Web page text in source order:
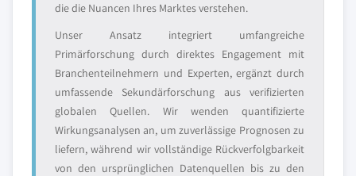
die die Nuancen Ihres Marktes verstehen.
Unser Ansatz integriert umfangreiche
Primärforschung durch direktes Engagement mit
Branchenteilnehmern und Experten, ergänzt durch
umfassende Sekundärforschung aus verifizierten
globalen Quellen. Wir wenden quantifizierte
Wirkungsanalysen an, um zuverlässige Prognosen zu
liefern, während wir vollständige Rückverfolgbarkeit
von den ursprünglichen Datenquellen bis zu den